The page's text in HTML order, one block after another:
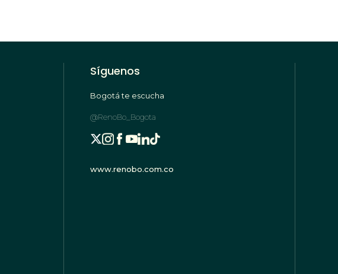
Síguenos
Bogotá te escucha
@RenoBo_Bogota
www.renobo.com.co